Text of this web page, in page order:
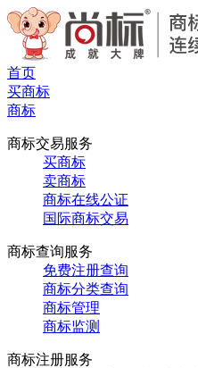
首页
买商标
商标
商标交易服务
买商标
卖商标
商标在线公证
国际商标交易
商标查询服务
免费注册查询
商标分类查询
商标管理
商标监测
商标注册服务